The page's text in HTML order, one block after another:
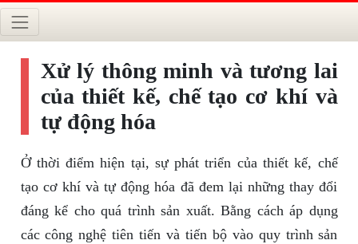
Xử lý thông minh và tương lai
của thiết kế, chế tạo cơ khí và
tự động hóa
Ở thời điểm hiện tại, sự phát triển của thiết kế, chế
tạo cơ khí và tự động hóa đã đem lại những thay đổi
đáng kể cho quá trình sản xuất. Bằng cách áp dụng
các công nghệ tiên tiến và tiến bộ vào quy trình sản